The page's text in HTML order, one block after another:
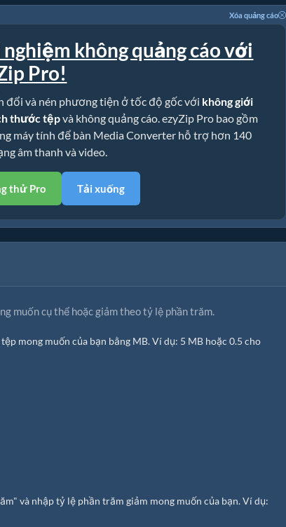
Xóa quảng cáo
không quảng cáo với
Pro!
đổi và nén phương tiện ở tốc độ gốc với không giới
thước tệpvà không quảng cáo. ezyZip Pro bao gồm
máy tính để bàn Media Converter hỗ trợ hơn 140
âm thanh và video.
thử Pro Tải xuống
muốn cụ thể hoặc giảm theo tỷ lệ phần trăm.
mong muốn của bạn bằng MB. Ví dụ: 5 MB hoặc 0.5 cho
và nhập tỷ lệ phần trăm giảm mong muốn của bạn. Ví dụ: